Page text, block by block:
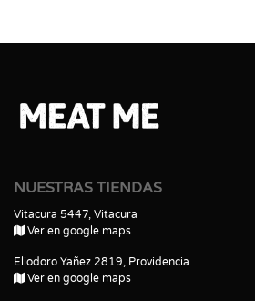
NUESTRAS TIENDAS
Vitacura 5447, Vitacura
Ver en google maps
Eliodoro Yañez 2819, Providencia
Ver en google maps